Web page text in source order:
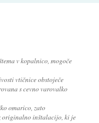
v kopalnico, mogoče
vtičnice obstoječe
s cevno varovalko
omarico, zato
originalno inštalacijo, ki je